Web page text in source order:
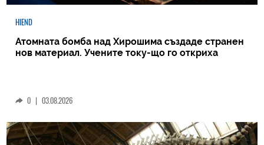
HIEND
Атомната бомба над Хирошима създаде странен
нов материал. Учените току-що го откриха
0 | 03.08.2026